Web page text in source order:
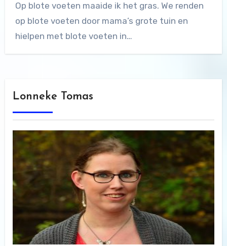
Op blote voeten maaide ik het gras. We renden
op blote voeten door mama’s grote tuin en
hielpen met blote voeten in…
Lonneke Tomas